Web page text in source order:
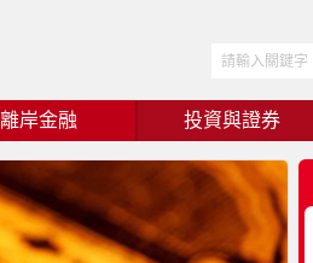
離岸金融 投資與證券